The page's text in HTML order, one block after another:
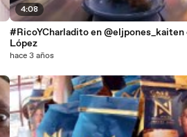
4:08
#RicoYCharladito en @eljpones_kaiten
López
hace 3 años